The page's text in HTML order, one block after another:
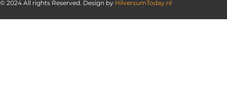
© 2024 All rights Reserved. Design by HilversumToday.nl